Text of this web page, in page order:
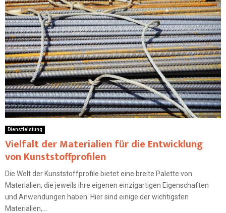
Dienstleistung
Vielfalt der Materialien für die Entwicklung
von Kunststoffprofilen
Die Welt der Kunststoffprofile bietet eine breite Palette von
Materialien, die jeweils ihre eigenen einzigartigen Eigenschaften
und Anwendungen haben. Hier sind einige der wichtigsten
Materialien,...